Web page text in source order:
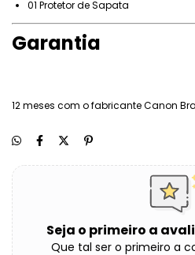
01 Protetor de Sapata
Garantia
12 meses com o fabricante Canon
Seja o primeiro a
Que tal ser o primeiro a